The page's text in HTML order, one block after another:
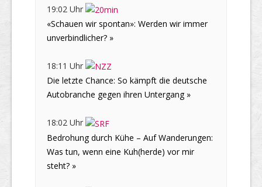
19:02 Uhr
«Schauen wir spontan»: Werden wir immer
unverbindlicher? »
18:11 Uhr
Die letzte Chance: So kämpft die deutsche
Autobranche gegen ihren Untergang »
18:02 Uhr
Bedrohung durch Kühe – Auf Wanderungen:
Was tun, wenn eine Kuh(herde) vor mir
steht? »